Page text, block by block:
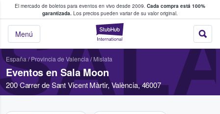
El mercado de boletos para eventos en vivo desde 2009. Cada compra está 100%
garantizada. Los precios pueden variar de su valor original.
StubHub: donde
Menú
fans compran y venden boletos
España/Provincia de Valencia / Mislata
Eventos en Sala Moon
200 Carrer de Sant Vicent Màrtir, València, 46007